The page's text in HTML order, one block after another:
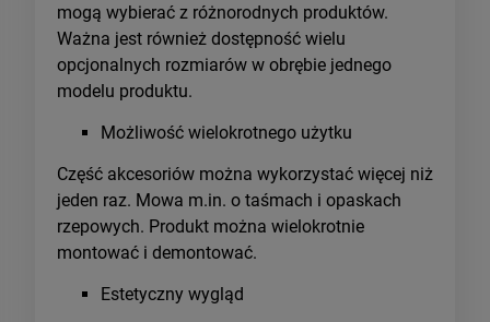
mogą wybierać z różnorodnych produktów.
Ważna jest również dostępność wielu
opcjonalnych rozmiarów w obrębie jednego
modelu produktu.
Możliwość wielokrotnego użytku
Część akcesoriów można wykorzystać więcej niż
jeden raz. Mowa m.in. o taśmach i opaskach
rzepowych. Produkt można wielokrotnie
montować i demontować.
Estetyczny wygląd